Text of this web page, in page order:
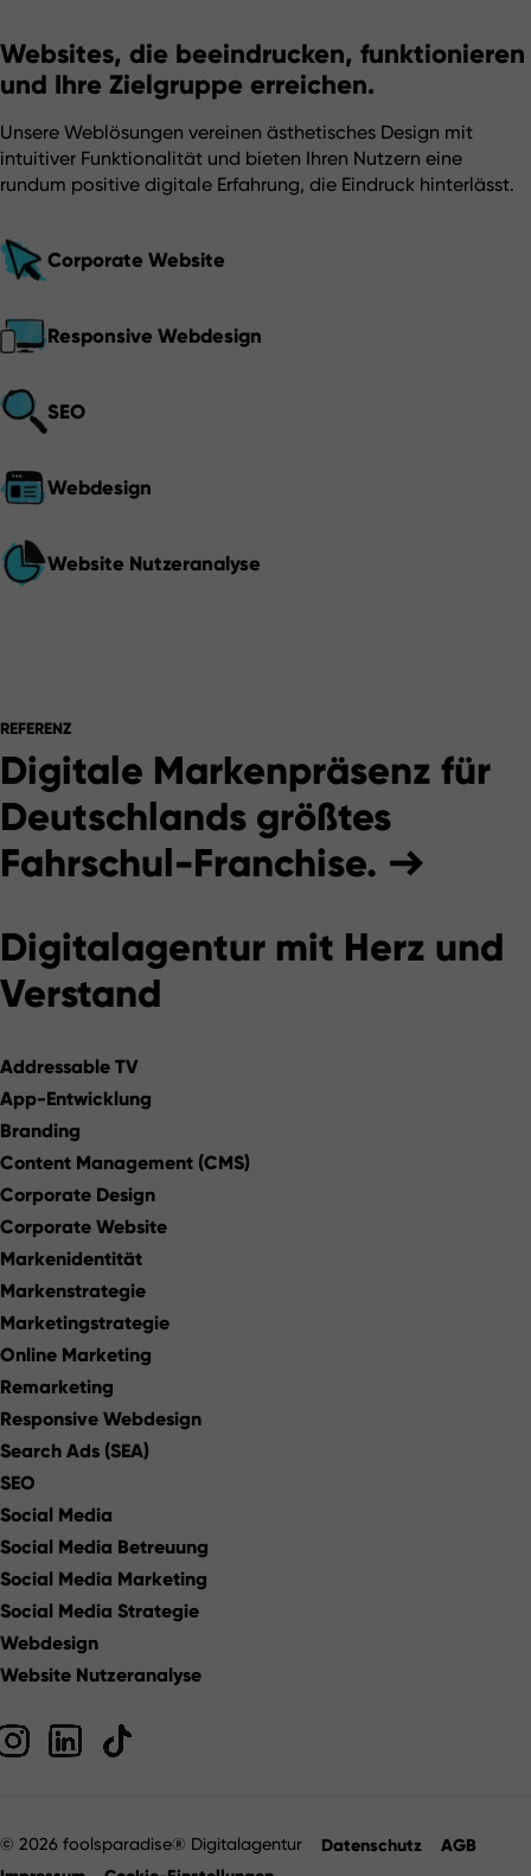
Websites, die beeindrucken, funktionieren
und Ihre Zielgruppe erreichen.
Unsere Weblösungen vereinen ästhetisches Design mit
intuitiver Funktionalität und bieten Ihren Nutzern eine
rundum positive digitale Erfahrung, die Eindruck hinterlässt.
Corporate Website
Responsive Webdesign
SEO
Webdesign
Website Nutzeranalyse
REFERENZ
Digitale Markenpräsenz für
Deutschlands größtes
Fahrschul-Franchise.
Digitalagentur mit Herz und
Verstand
Addressable TV
App-Entwicklung
Branding
Content Management (CMS)
Corporate Design
Corporate Website
Markenidentität
Markenstrategie
Marketingstrategie
Online Marketing
Remarketing
Responsive Webdesign
Search Ads (SEA)
SEO
Social Media
Social Media Betreuung
Social Media Marketing
Social Media Strategie
Webdesign
Website Nutzeranalyse
© 2026 foolsparadise® Digitalagentur Datenschutz
AGB